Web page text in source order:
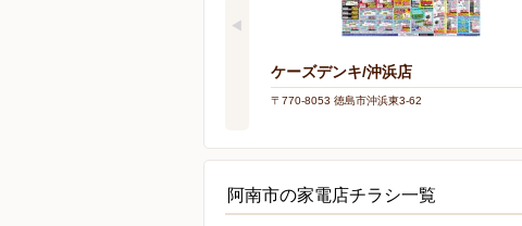
ケーズデンキ/沖浜店
〒770-8053 徳島市沖浜東3-62
阿南市の家電店チラシ一覧